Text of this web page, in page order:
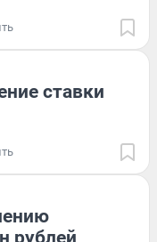
ставки
рублей